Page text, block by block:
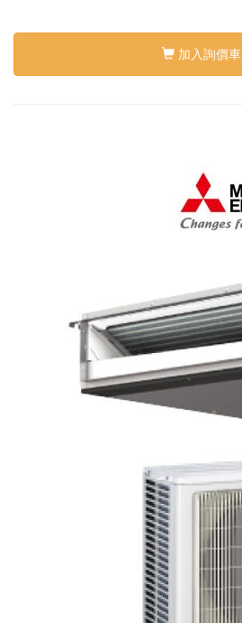
加入詢價車